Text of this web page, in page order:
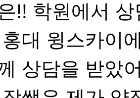
!! 학원에서
대 윙스카이
상담을 받았